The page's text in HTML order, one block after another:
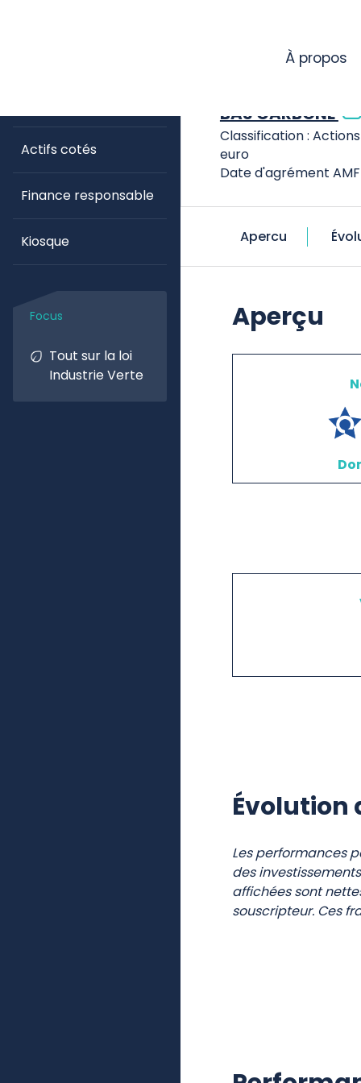
À propos
Actifs cotés
Finance responsable
Kiosque
Tout sur la loi
Industrie Verte
MH EPARGNE
BAS CARBONE
Classification :
euro
Date d'agrément
Apercu
Aperçu
Évolution
Les performances
des
affichées sont
souscripteur. Ces